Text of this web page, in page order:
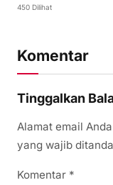
450 Dilihat
Komentar
Tinggalkan
Alamat email
yang wajib
Komentar *